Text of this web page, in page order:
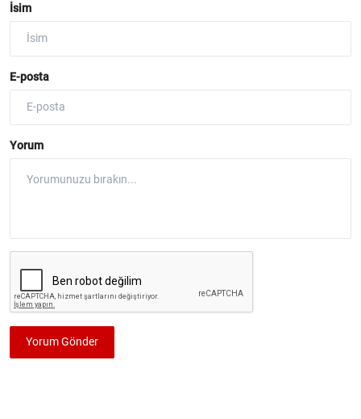
İsim
E-posta
Yorum
Yorum Gönder